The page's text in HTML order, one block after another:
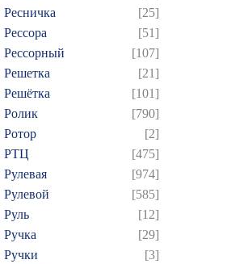
Ресничка
[25]
Рессора
[51]
Рессорный
[107]
Решетка
[21]
Решётка
[101]
Ролик
[790]
Ротор
[2]
РТЦ
[475]
Рулевая
[974]
Рулевой
[585]
Руль
[12]
Ручка
[29]
Ручки
[3]